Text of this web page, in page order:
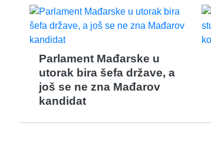
Parlament Mađarske u
utorak bira šefa države, a
još se ne zna Mađarov
kandidat